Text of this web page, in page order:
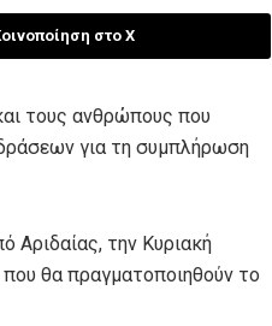
στο X
τους ανθρώπους που
για τη συμπλήρωση
την Κυριακή
θα πραγματοποιηθούν το